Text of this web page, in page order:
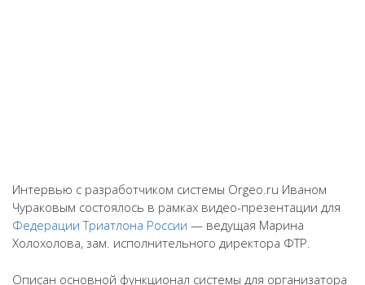
Интервью с разработчиком системы Orgeo.ru Иваном
Чураковым состоялось в рамках видео-презентации для
Федерации Триатлона России — ведущая Марина
Холохолова, зам. исполнительного директора ФТР.
Описан основной функционал системы для организатора